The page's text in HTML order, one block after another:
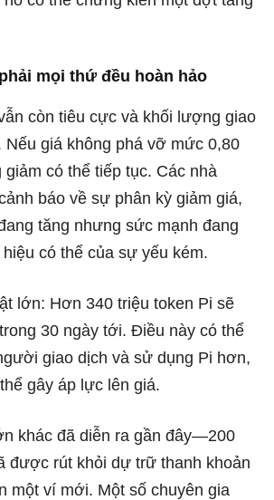
mọi thứ đều hoàn hảo
còn tiêu cực và khối lượng giao
Nếu giá không phá vỡ mức 0,80
có thể tiếp tục. Các nhà
báo về sự phân kỳ giảm giá,
tăng nhưng sức mạnh đang
có thể của sự yếu kém.
lớn: Hơn 340 triệu token Pi sẽ
30 ngày tới. Điều này có thể
giao dịch và sử dụng Pi hơn,
gây áp lực lên giá.
khác đã diễn ra gần đây—200
được rút khỏi dự trữ thanh khoản
một ví mới. Một số chuyên gia